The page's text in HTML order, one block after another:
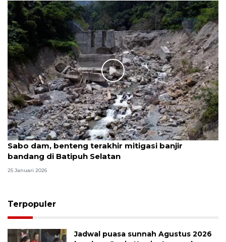
Sabo dam, benteng terakhir mitigasi banjir
bandang di Batipuh Selatan
25 Januari 2026
Terpopuler
Jadwal puasa sunnah Agustus 2026